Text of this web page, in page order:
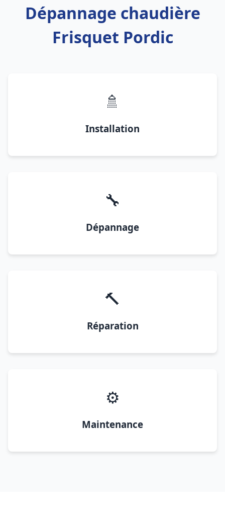
Dépannage chaudière
Frisquet Pordic
🚿
Installation
🔧
Dépannage
🔨
Réparation
⚙️
Maintenance